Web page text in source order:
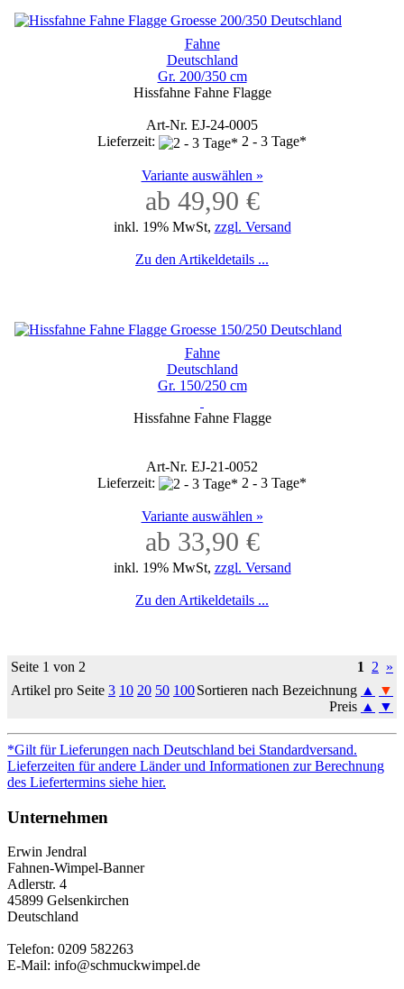
Fahne
Deutschland
Gr. 200/350 cm
Hissfahne Fahne Flagge
Art-Nr. EJ-24-0005
Lieferzeit:
2 - 3 Tage*
Variante auswählen »
ab 49,90 €
inkl. 19% MwSt, zzgl. Versand
Zu den Artikeldetails ...
Fahne
Deutschland
Gr. 150/250 cm
Hissfahne Fahne Flagge
Art-Nr. EJ-21-0052
Lieferzeit:
2 - 3 Tage*
Variante auswählen »
ab 33,90 €
inkl. 19% MwSt, zzgl. Versand
Zu den Artikeldetails ...
Seite 1 von 2 1 2 »
Artikel pro Seite 3 10 20 50 100Sortieren nach Bezeichnung ▲
▼
Preis ▲ ▼
*Gilt für Lieferungen nach Deutschland bei Standardversand.
Lieferzeiten für andere Länder und Informationen zur Berechnung
des Liefertermins siehe hier.
Unternehmen
Erwin Jendral
Fahnen-Wimpel-Banner
Adlerstr. 4
45899 Gelsenkirchen
Deutschland
Telefon: 0209 582263
E-Mail: info@schmuckwimpel.de